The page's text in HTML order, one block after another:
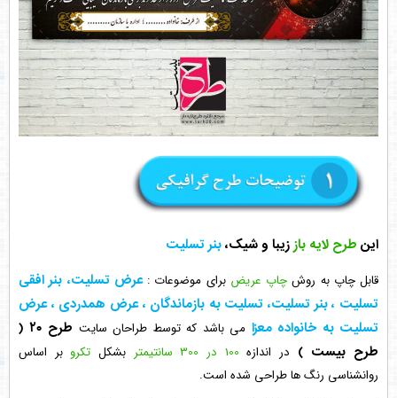
این طرح لایه باز زیبا و شیک،بنر تسلیت
قابل چاپ به روش چاپ عریضبرای موضوعات : عرض تسلیت، بنر افقی
تسلیت ، بنر تسلیت، تسلیت به بازماندگان ، عرض همدردی ، عرض
تسلیت به خانواده معزا می باشد که توسط طراحان سایت طرح ۲۰
(
طرح بیست ) در اندازه 100 در 300 سانتیمتر بشکل تکروبر اساس
روانشناسی رنگ ها طراحی شده است.